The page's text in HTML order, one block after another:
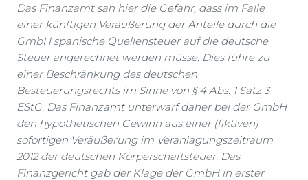
Das Finanzamt sah hier die Gefahr, dass im Falle
einer künftigen Veräußerung der Anteile durch die
GmbH spanische Quellensteuer auf die deutsche
Steuer angerechnet werden müsse. Dies führe zu
einer Beschränkung des deutschen
Besteuerungsrechts im Sinne von § 4 Abs. 1 Satz 3
EStG. Das Finanzamt unterwarf daher bei der GmbH
den hypothetischen Gewinn aus einer (fiktiven)
sofortigen Veräußerung im Veranlagungszeitraum
2012 der deutschen Körperschaftsteuer. Das
Finanzgericht gab der Klage der GmbH in erster